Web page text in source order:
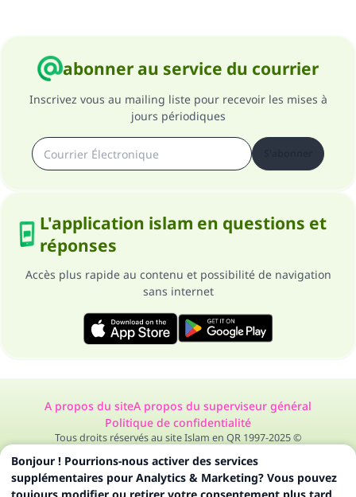
abonner au service du courrier
Inscrivez vous au mailing liste pour recevoir les mises à
jours périodiques
L'application islam en questions et
réponses
Accès plus rapide au contenu et possibilité de navigation
sans internet
A propos du siteA propos du superviseur général
Politique de confidentialité
Tous droits réservés au site Islam en QR 1997-2025 ©
Bonjour ! Pourrions-nous activer des services
supplémentaires pour Analytics & Marketing? Vous pouvez